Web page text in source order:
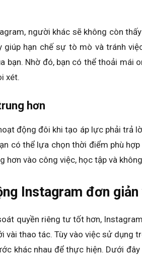
người khác sẽ không còn
giúp hạn chế sự tò mò và tránh
bạn. Nhờ đó, bạn có thể thoải mái
xét.
hơn
động đôi khi tạo áp lực phải trả
có thể lựa chọn thời điểm phù hợp
hơn vào công việc, học tập và
Instagram đơn giản
quyền riêng tư tốt hơn,
vài thao tác. Tùy vào việc sử dụng
khác nhau để thực hiện. Dưới